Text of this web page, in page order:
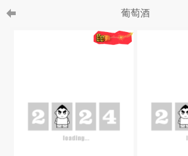
葡萄酒